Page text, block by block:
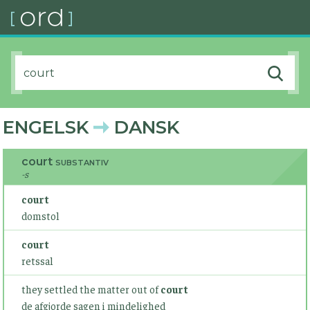
ENGELSK DANSK
court SUBSTANTIV
-s
court
domstol
court
retssal
they settled the matter out ofcourt
de afgjorde sagen i mindelighed